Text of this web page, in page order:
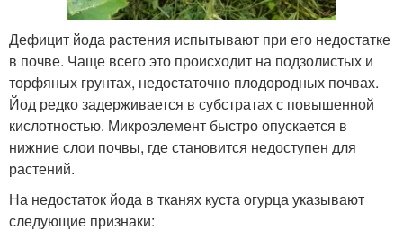
Дефицит йода растения испытывают при его недостатке
в почве. Чаще всего это происходит на подзолистых и
торфяных грунтах, недостаточно плодородных почвах.
Йод редко задерживается в субстратах с повышенной
кислотностью. Микроэлемент быстро опускается в
нижние слои почвы, где становится недоступен для
растений.
На недостаток йода в тканях куста огурца указывают
следующие признаки: